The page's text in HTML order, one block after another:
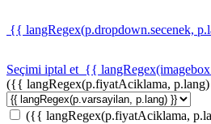
{{ langRegex(p.dropdown.secenek,
Seçimi iptal et {{
({{ langRegex(p.fiyatAciklama,
({{ langRegex(p.fiyatAciklama,